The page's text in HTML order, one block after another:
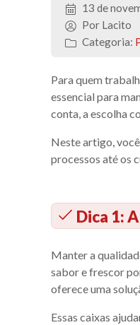
13 de
Por Lacito
Categoria:
Para quem
essencial para
conta, a escolha
Neste artigo,
processos até os
Dica 1:
Manter a
sabor e frescor
oferece uma
Essas caixas